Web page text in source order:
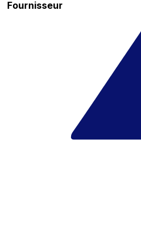
Fournisseur